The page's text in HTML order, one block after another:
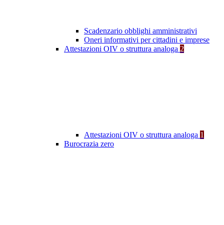
Scadenzario obblighi amministrativi
Oneri informativi per cittadini e imprese
Attestazioni OIV o struttura analoga 2
Attestazioni OIV o struttura analoga 1
Burocrazia zero